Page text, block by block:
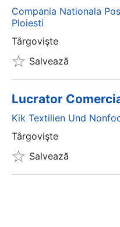
Compania Nationala
Ploiesti
Târgovişte
Salvează
Lucrator
Kik Textilien Und
Târgovişte
Salvează